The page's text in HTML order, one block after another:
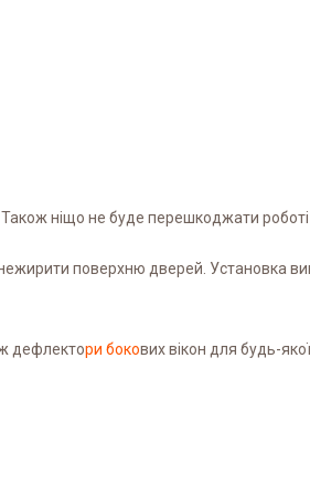
ніщо не буде перешкоджати роботі
поверхню дверей. Установка
дефлектори бокових вікон для будь-